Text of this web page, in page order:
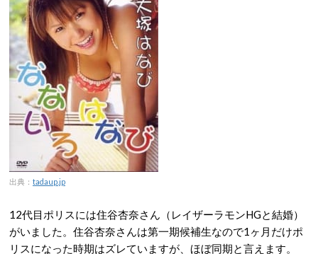
出典： tadaup.jp
12代目ポリスには住谷杏奈さん（レイザーラモンHGと結婚）
がいました。住谷杏奈さんは第一期候補生なので1ヶ月だけポ
リスになった時期はズレていますが、ほぼ同期と言えます。